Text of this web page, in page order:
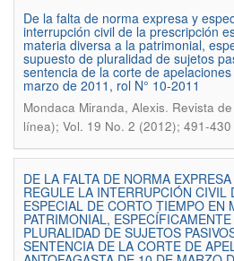
De la falta de norma expresa y
interrupción civil de la prescripción
materia diversa a la patrimonial,
supuesto de pluralidad de sujetos
sentencia de la corte de
marzo de 2011, rol N° 10-2011
Mondaca Miranda, Alexis. Revista
línea); Vol. 19 No. 2 (2012); 491-430
DE LA FALTA DE NORMA
REGULE LA INTERRUPCIÓN CIVIL
ESPECIAL DE CORTO TIEMPO EN
PATRIMONIAL,
PLURALIDAD DE SUJETOS
SENTENCIA DE LA CORTE DE